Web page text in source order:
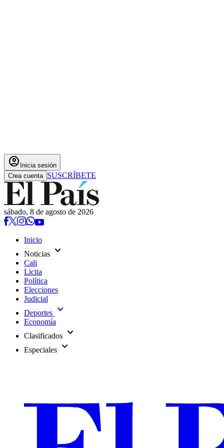
account_circle Inicia sesión
Crea cuenta SUSCRÍBETE
sábado, 8 de agosto de 2026
Inicio
Noticias expand_more
Cali
Licita
Política
Elecciones
Judicial
Deportes expand_more
Economía
Clasificados expand_more
Especiales expand_more